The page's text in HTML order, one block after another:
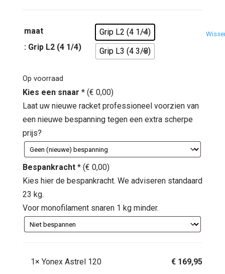
maat
: Grip L2 (4 1/4)
Grip L2 (4 1/4)
Grip L3 (4 3/8)
Op voorraad
Kies een snaar * (€ 0,00)
Laat uw nieuwe racket professioneel voorzien van
een nieuwe bespanning tegen een extra scherpe
prijs?
Bespankracht * (€ 0,00)
Kies hier de bespankracht. We adviseren standaard
23 kg.
Voor monofilament snaren 1 kg minder.
1× Yonex Astrel 120 € 169,95